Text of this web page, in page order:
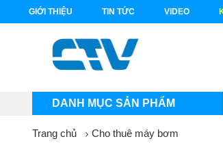
GIỚI THIỆU TIN TỨC VIDEO
DANH MỤC SẢN PHẨM
Trang chủ Cho thuê máy bơm